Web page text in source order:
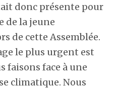
donc présente pour
de la jeune
de cette Assemblée.
le plus urgent est
faisons face à une
climatique. Nous